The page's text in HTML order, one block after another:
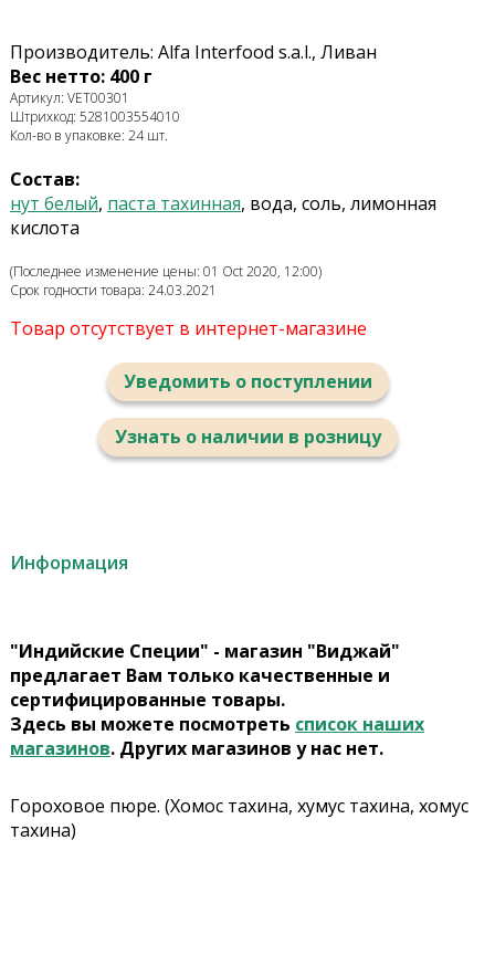
Производитель: Alfa Interfood s.a.l., Ливан
Вес нетто: 400 г
Артикул: VET00301
Штрихкод: 5281003554010
Кол-во в упаковке: 24 шт.
Состав:
нут белый, паста тахинная, вода, соль, лимонная
кислота
(Последнее изменение цены: 01 Oct 2020, 12:00)
Срок годности товара: 24.03.2021
Товар отсутствует в интернет-магазине
Уведомить о поступлении
Узнать о наличии в розницу
Информация
"Индийские Специи" - магазин "Виджай"
предлагает Вам только качественные и
сертифицированные товары.
Здесь вы можете посмотреть список наших
магазинов. Других магазинов у нас нет.
Гороховое пюре. (Хомос тахина, хумус тахина, хомус
тахина)